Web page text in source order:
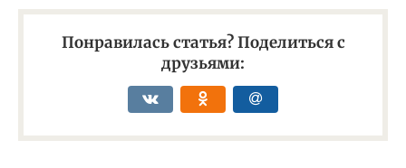
Понравилась статья? Поделиться с
друзьями: